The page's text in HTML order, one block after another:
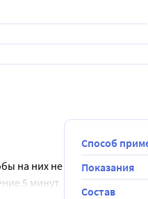
на них не
5 минут
Способ
Показания
Состав